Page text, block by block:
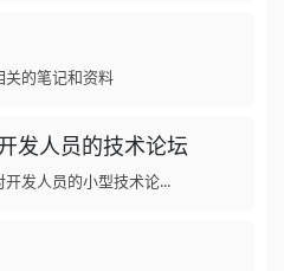
关的笔记和资料
发人员的技术论坛
发人员的小型技术论...